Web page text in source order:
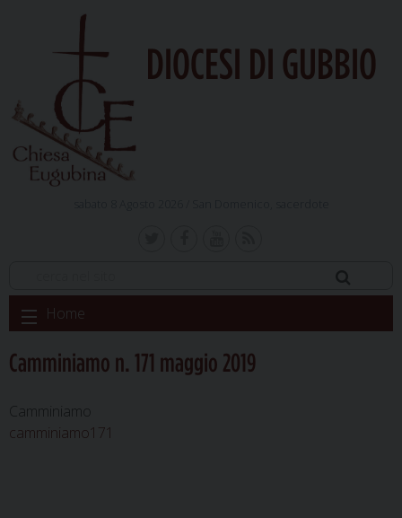
DIOCESI DI GUBBIO
Skip
to
Home
Camminiamo n. 171 maggio 2019
Camminiamo
camminiamo171